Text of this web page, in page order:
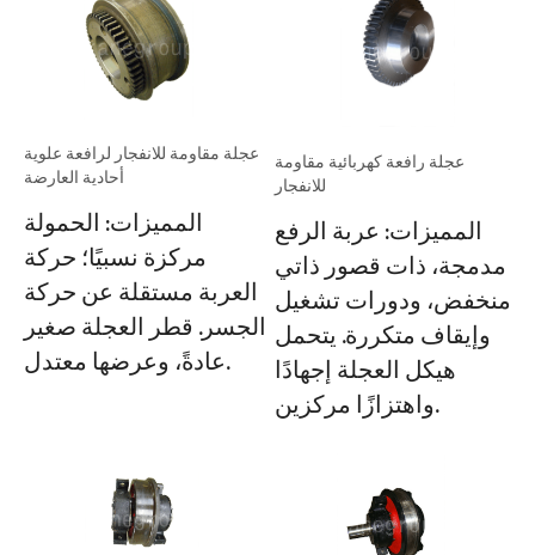
عجلة مقاومة للانفجار لرافعة علوية
أحادية العارضة
المميزات: الحمولة
مركزة نسبيًا؛ حركة
العربة مستقلة عن حركة
الجسر. قطر العجلة صغير
عادةً، وعرضها معتدل.
عجلة رافعة كهربائية مقاومة
للانفجار
المميزات: عربة الرفع
مدمجة، ذات قصور ذاتي
منخفض، ودورات تشغيل
وإيقاف متكررة. يتحمل
هيكل العجلة إجهادًا
واهتزازًا مركزين.